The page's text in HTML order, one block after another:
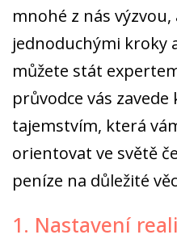
mnohé z nás výzvou,
jednoduchými kroky
můžete stát
průvodce vás
tajemstvím, která
orientovat ve světě
peníze na důležité
1. Nastavení